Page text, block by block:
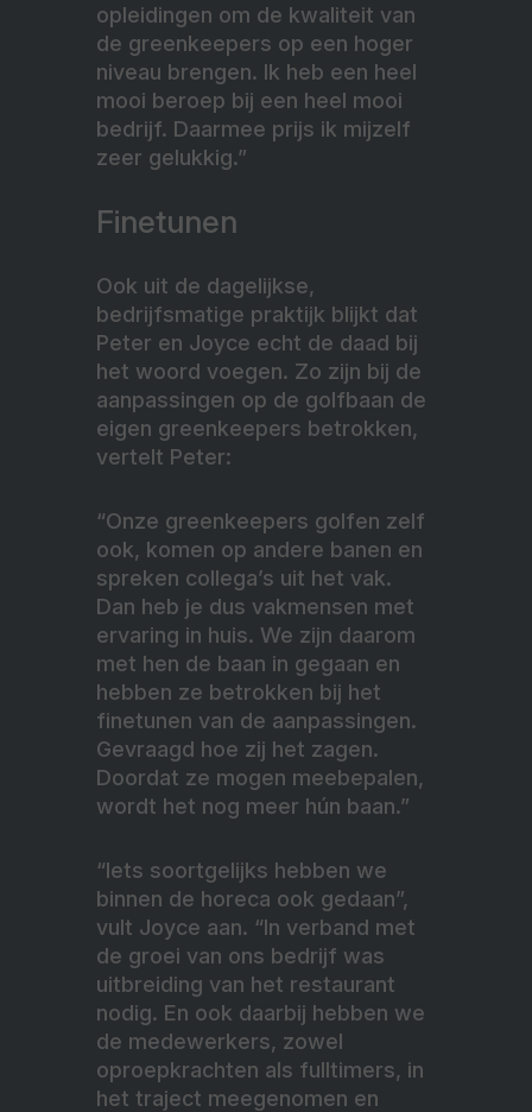
opleidingen om de kwaliteit van
de greenkeepers op een hoger
niveau brengen. Ik heb een heel
mooi beroep bij een heel mooi
bedrijf. Daarmee prijs ik mijzelf
zeer gelukkig.”
Finetunen
Ook uit de dagelijkse,
bedrijfsmatige praktijk blijkt dat
Peter en Joyce echt de daad bij
het woord voegen. Zo zijn bij de
aanpassingen op de golfbaan de
eigen greenkeepers betrokken,
vertelt Peter:
“Onze greenkeepers golfen zelf
ook, komen op andere banen en
spreken collega’s uit het vak.
Dan heb je dus vakmensen met
ervaring in huis. We zijn daarom
met hen de baan in gegaan en
hebben ze betrokken bij het
finetunen van de aanpassingen.
Gevraagd hoe zij het zagen.
Doordat ze mogen meebepalen,
wordt het nog meer hún baan.”
“Iets soortgelijks hebben we
binnen de horeca ook gedaan”,
vult Joyce aan. “In verband met
de groei van ons bedrijf was
uitbreiding van het restaurant
nodig. En ook daarbij hebben we
de medewerkers, zowel
oproepkrachten als fulltimers, in
het traject meegenomen en